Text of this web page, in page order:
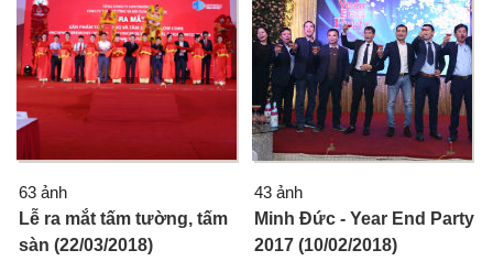
63 ảnh
Lễ ra mắt tấm tường, tấm
sàn (22/03/2018)
43 ảnh
Minh Đức - Year End Party
2017 (10/02/2018)